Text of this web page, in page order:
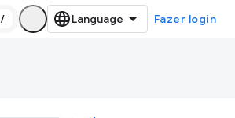
/ Fazer login